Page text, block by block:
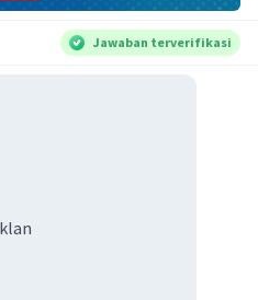
Jawaban terverifikasi